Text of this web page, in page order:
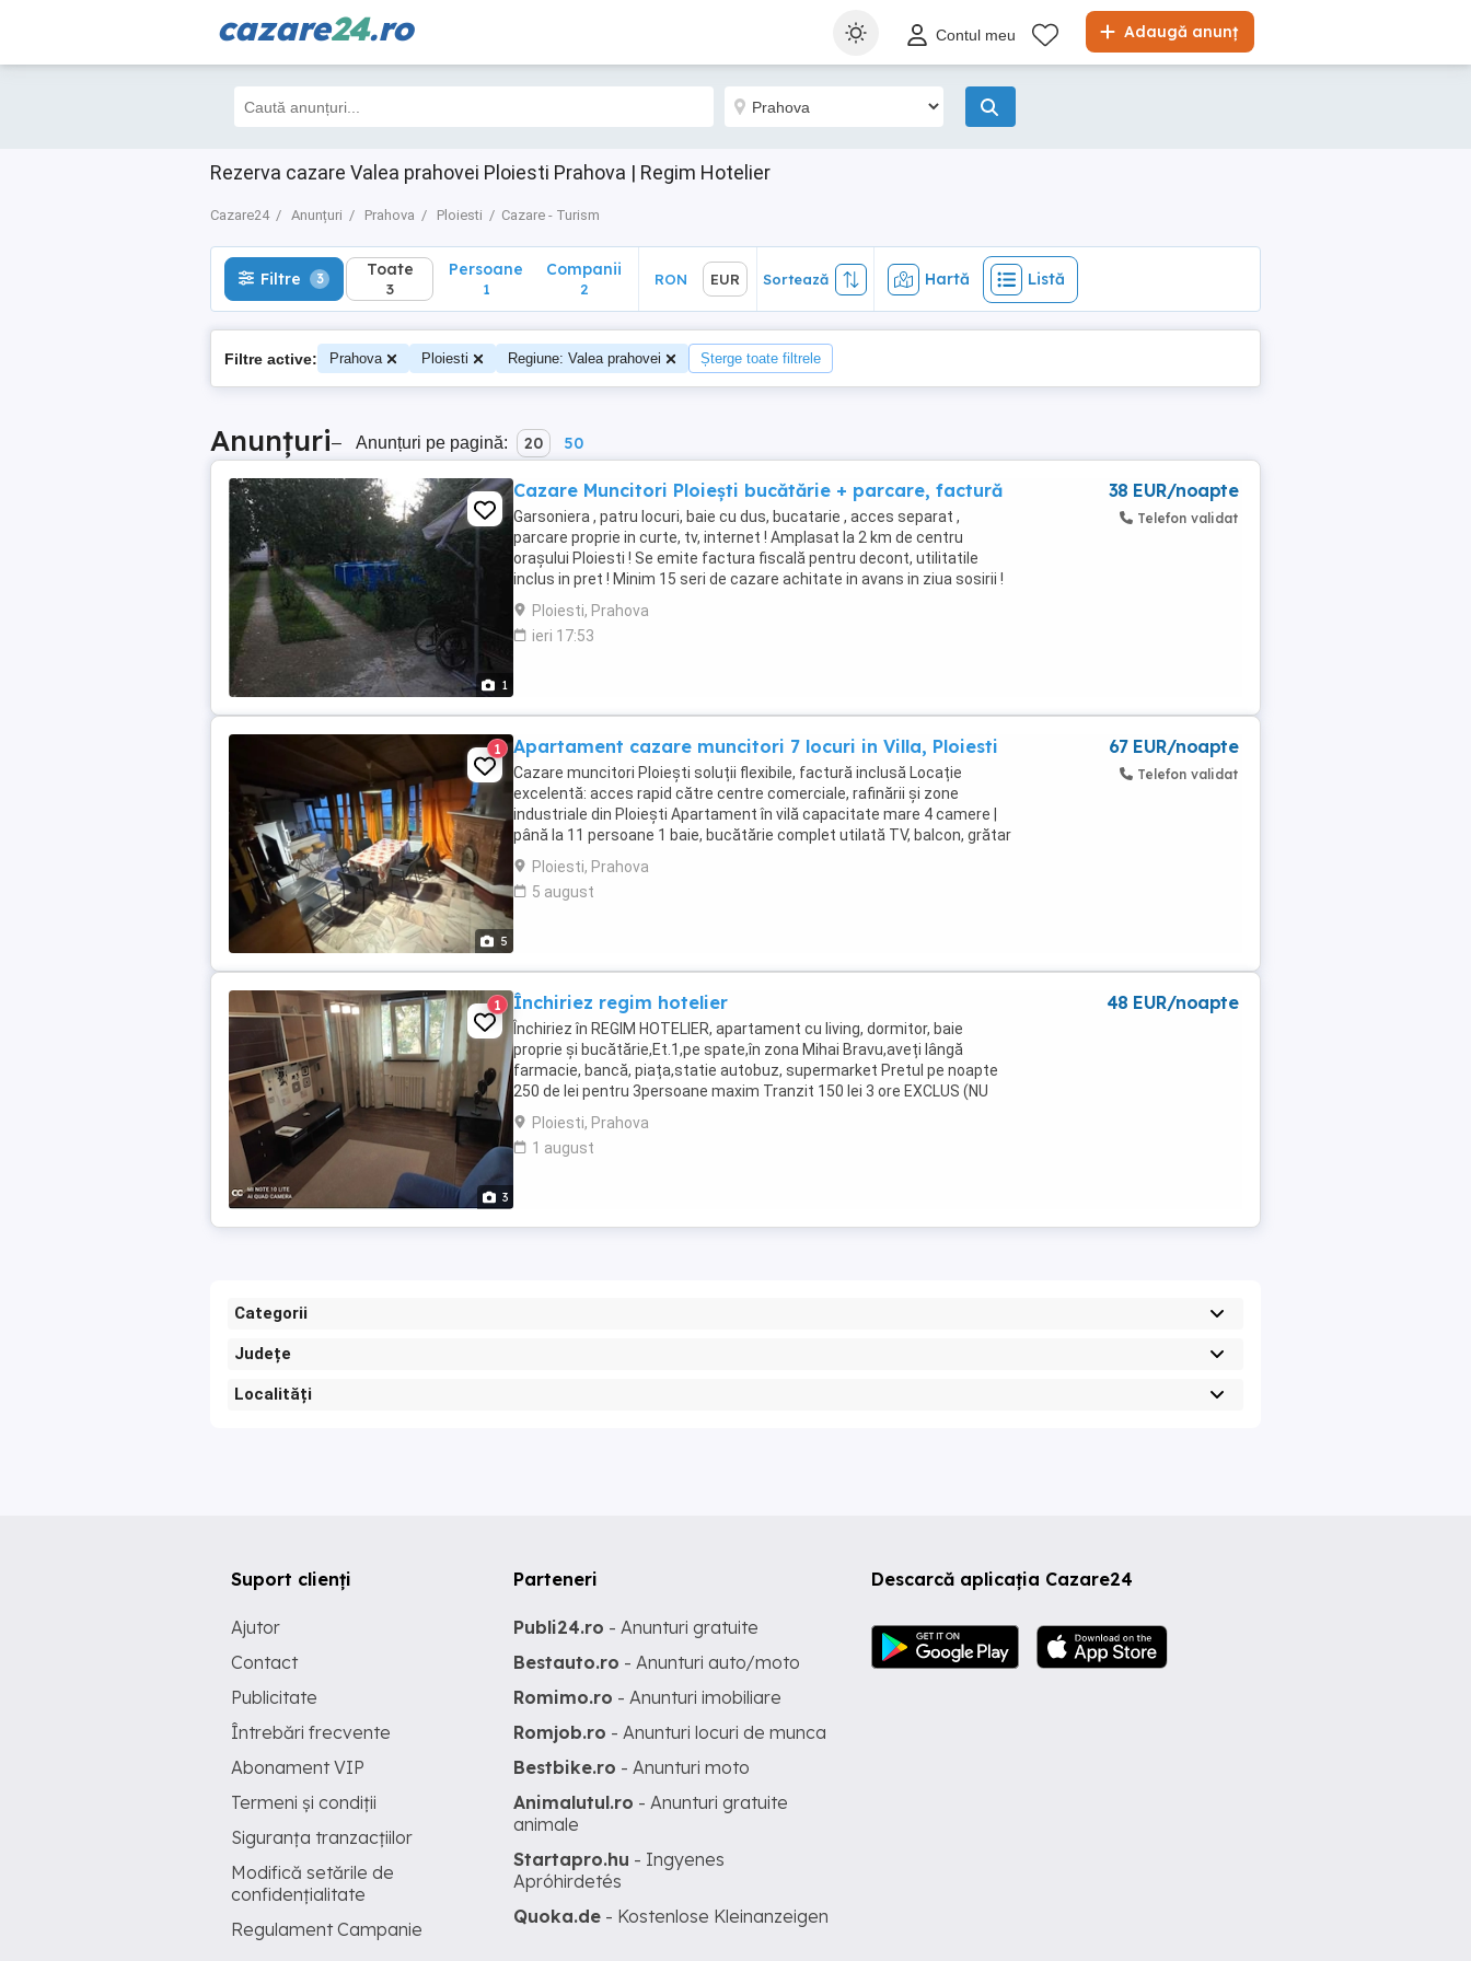
cazare24.ro Adaugă anunț
Contul meu
Rezerva cazare Valea prahovei Ploiesti Prahova | Regim Hotelier
Cazare24 Anunțuri Prahova Ploiesti Cazare - Turism
Filtre 3 Toate
3
Hartă Listă
Filtre 3 Toate
3
Persoane
1
Companii
2
RON EUR Sortează Hartă Listă
Filtre active: Prahova Ploiesti Regiune: Valea prahovei Șterge toate filtrele
Anunțuri– Anunțuri pe pagină: 20 50
1
Cazare Muncitori Ploiești bucătărie + parcare, factură
Garsoniera , patru locuri, baie cu dus, bucatarie , acces separat ,
parcare proprie in curte, tv, internet ! Amplasat la 2 km de centru
orașului Ploiesti ! Se emite factura fiscală pentru decont, utilitatile
inclus in pret ! Minim 15 seri de cazare achitate in avans in ziua sosirii !
Nu lucram cu ...
Ploiesti, Prahova
ieri 17:53
38 EUR/noapte
Telefon validat
5
1 Apartament cazare muncitori 7 locuri in Villa, Ploiesti
Cazare muncitori Ploiești soluții flexibile, factură inclusă Locație
excelentă: acces rapid către centre comerciale, rafinării și zone
industriale din Ploiești Apartament în vilă capacitate mare 4 camere |
până la 11 persoane 1 baie, bucătărie complet utilată TV, balcon, grătar
...
Ploiesti, Prahova
5 august
67 EUR/noapte
Telefon validat
3
1 Închiriez regim hotelier
Închiriez în REGIM HOTELIER, apartament cu living, dormitor, baie
proprie și bucătărie,Et.1,pe spate,în zona Mihai Bravu,aveți lângă
farmacie, bancă, piața,statie autobuz, supermarket Pretul pe noapte
250 de lei pentru 3persoane maxim Tranzit 150 lei 3 ore EXCLUS (NU
ACCEPT)ESCORTE, PERSOANE DUBIOASE,ORGANIZAREA ...
Ploiesti, Prahova
1 august
48 EUR/noapte
Categorii
Județe
Localități
Descarcă aplicația Cazare24
Suport clienți
Ajutor
Contact
Publicitate
Întrebări frecvente
Abonament VIP
Termeni și condiții
Siguranța tranzacțiilor
Modifică setările de
confidențialitate
Regulament Campanie
Parteneri
Publi24.ro - Anunturi gratuite
Bestauto.ro - Anunturi auto/moto
Romimo.ro - Anunturi imobiliare
Romjob.ro - Anunturi locuri de munca
Bestbike.ro - Anunturi moto
Animalutul.ro - Anunturi gratuite
animale
Startapro.hu - Ingyenes
Apróhirdetés
Quoka.de - Kostenlose Kleinanzeigen